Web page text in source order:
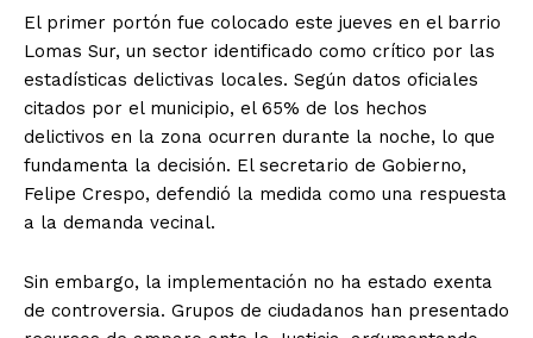
El primer portón fue colocado este jueves en el barrio
Lomas Sur, un sector identificado como crítico por las
estadísticas delictivas locales. Según datos oficiales
citados por el municipio, el 65% de los hechos
delictivos en la zona ocurren durante la noche, lo que
fundamenta la decisión. El secretario de Gobierno,
Felipe Crespo, defendió la medida como una respuesta
a la demanda vecinal.
Sin embargo, la implementación no ha estado exenta
de controversia. Grupos de ciudadanos han presentado